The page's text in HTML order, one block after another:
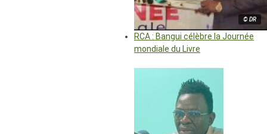
© DR
RCA : Bangui célèbre la Journée
mondiale du Livre